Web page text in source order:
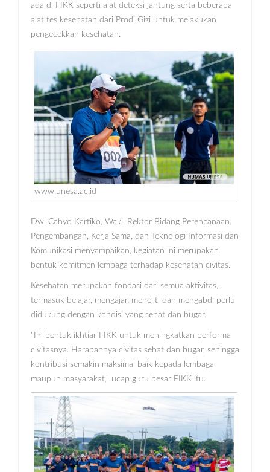
ada di FIKK seperti alat deteksi jantung serta beberapa
alat tes kesehatan dari Prodi Gizi untuk melakukan
pengecekkan kesehatan.
www.unesa.ac.id
Dwi Cahyo Kartiko, Wakil Rektor Bidang Perencanaan,
Pengembangan, Kerja Sama, dan Teknologi Informasi dan
Komunikasi menyampaikan, kegiatan ini merupakan
bentuk komitmen lembaga terhadap kesehatan civitas.
Kesehatan merupakan fondasi dari semua aktivitas,
termasuk belajar, mengajar, meneliti dan mengabdi perlu
didukung dengan kondisi yang sehat dan bugar.
"Ini bentuk ikhtiar FIKK untuk meningkatkan performa
civitasnya. Harapannya civitas sehat dan bugar, sehingga
kontribusi semakin maksimal baik kepada lembaga
maupun masyarakat,” ucap guru besar FIKK itu.